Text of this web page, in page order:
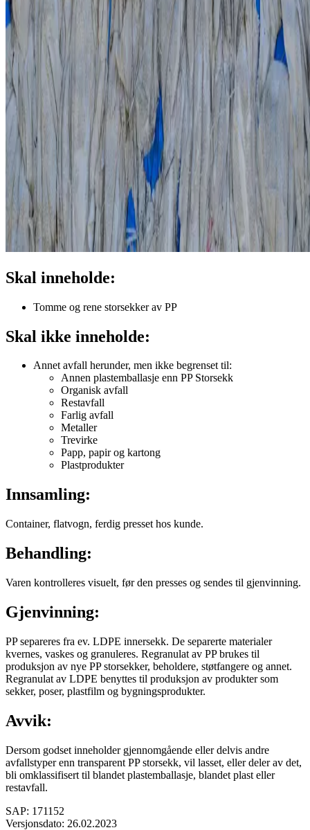
Skal inneholde:
Tomme og rene storsekker av PP
Skal ikke inneholde:
Annet avfall herunder, men ikke begrenset til:
Annen plastemballasje enn PP Storsekk
Organisk avfall
Restavfall
Farlig avfall
Metaller
Trevirke
Papp, papir og kartong
Plastprodukter
Innsamling:
Container, flatvogn, ferdig presset hos kunde.
Behandling:
Varen kontrolleres visuelt, før den presses og sendes til gjenvinning.
Gjenvinning:
PP separeres fra ev. LDPE innersekk. De separerte materialer
kvernes, vaskes og granuleres. Regranulat av PP brukes til
produksjon av nye PP storsekker, beholdere, støtfangere og annet.
Regranulat av LDPE benyttes til produksjon av produkter som
sekker, poser, plastfilm og bygningsprodukter.
Avvik:
Dersom godset inneholder gjennomgående eller delvis andre
avfallstyper enn transparent PP storsekk, vil lasset, eller deler av det,
bli omklassifisert til blandet plastemballasje, blandet plast eller
restavfall.
SAP: 171152
Versjonsdato: 26.02.2023